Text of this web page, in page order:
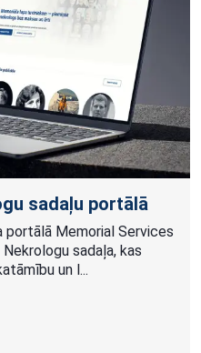
sadaļu portālā
portālā Memorial Services
sadaļa, kas
un l...